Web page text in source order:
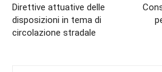
Direttive attuative delle
disposizioni in tema di
circolazione stradale